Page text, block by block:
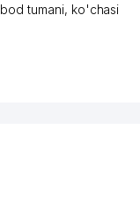
tumani, ko'chasi